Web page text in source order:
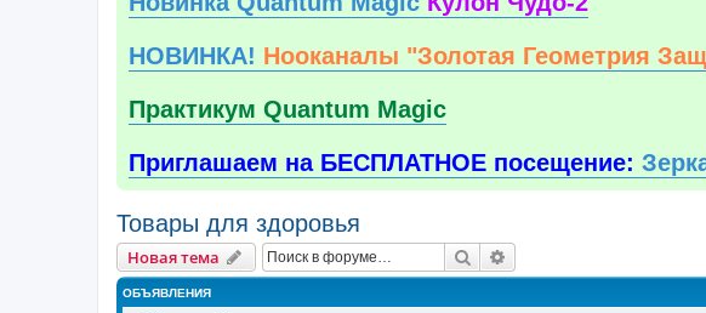
НОВИНКА! Нооканалы "Золотая Геометрия
Практикум Quantum Magic
Приглашаем на БЕСПЛАТНОЕ посещение:
Товары для здоровья
Новая тема Поиск
ОБЪЯВЛЕНИЯ